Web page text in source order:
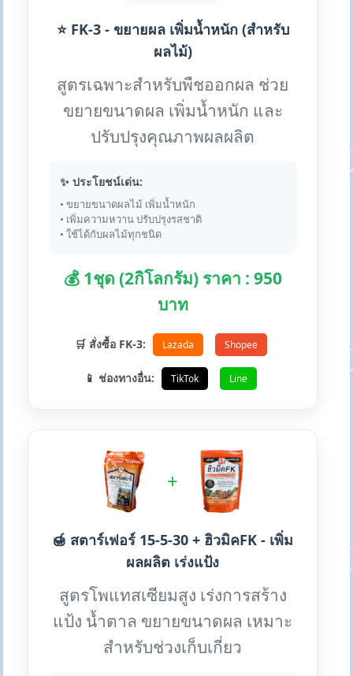
⭐ FK-3 - ขยายผล เพิ่มน้ำหนัก (สำหรับ
ผลไม้)
สูตรเฉพาะสำหรับพืชออกผล ช่วย
ขยายขนาดผล เพิ่มน้ำหนัก และ
ปรับปรุงคุณภาพผลผลิต
✨ ประโยชน์เด่น:
• ขยายขนาดผลไม้ เพิ่มน้ำหนัก
• เพิ่มความหวาน ปรับปรุงรสชาติ
• ใช้ได้กับผลไม้ทุกชนิด
💰 1ชุด (2กิโลกรัม) ราคา : 950
บาท
🛒 สั่งซื้อ FK-3: Lazada Shopee
📱 ช่องทางอื่น: TikTok Line
+
🍯 สตาร์เฟอร์ 15-5-30 + ฮิวมิคFK - เพิ่ม
ผลผลิต เร่งแป้ง
สูตรโพแทสเซียมสูง เร่งการสร้าง
แป้ง น้ำตาล ขยายขนาดผล เหมาะ
สำหรับช่วงเก็บเกี่ยว